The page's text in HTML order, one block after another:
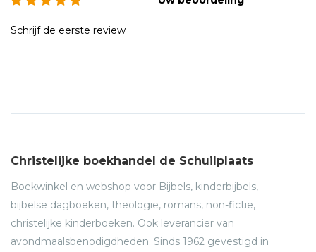
Schrijf de eerste review
Christelijke boekhandel de Schuilplaats
Boekwinkel en webshop voor Bijbels, kinderbijbels,
bijbelse dagboeken, theologie, romans, non-fictie,
christelijke kinderboeken. Ook leverancier van
avondmaalsbenodigdheden. Sinds 1962 gevestigd in